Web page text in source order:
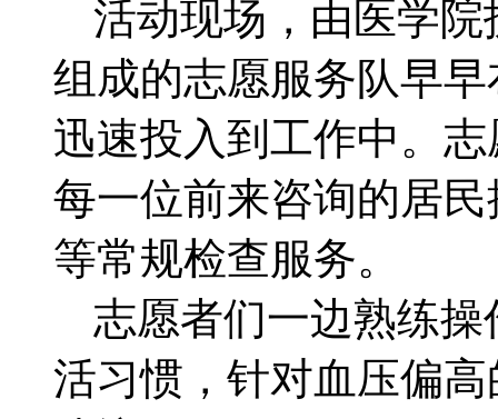
活动现场，由医学
组成的志愿服务队早
迅速投入到工作中。
每一位前来咨询的居
等常规检查服务。
志愿者们一边熟练
活习惯，针对血压偏